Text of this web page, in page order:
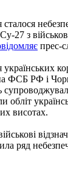
сталося
27 з
прес-
ФСБ РФ і
обліт
висотах.
ряд